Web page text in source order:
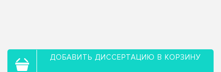
ДОБАВИТЬ ДИССЕРТАЦИЮ В КОРЗИНУ